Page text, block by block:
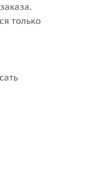
только